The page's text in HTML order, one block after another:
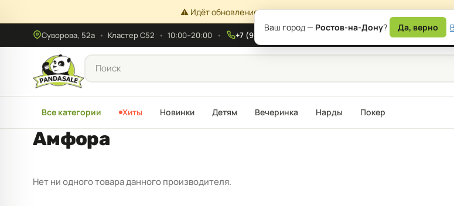
⚠️ Идёт обновление сайта — возможны временные ошибки в работе.
Суворова, 52а • Кластер С52 • 10:00–20:00 +7 (908) 177-87-17
Все категории Хиты Новинки Детям Вечеринка Нарды Покер
Амфора
Нет ни одного товара данного производителя.
Ваш город — Ростов-на-Дону? Да, верно